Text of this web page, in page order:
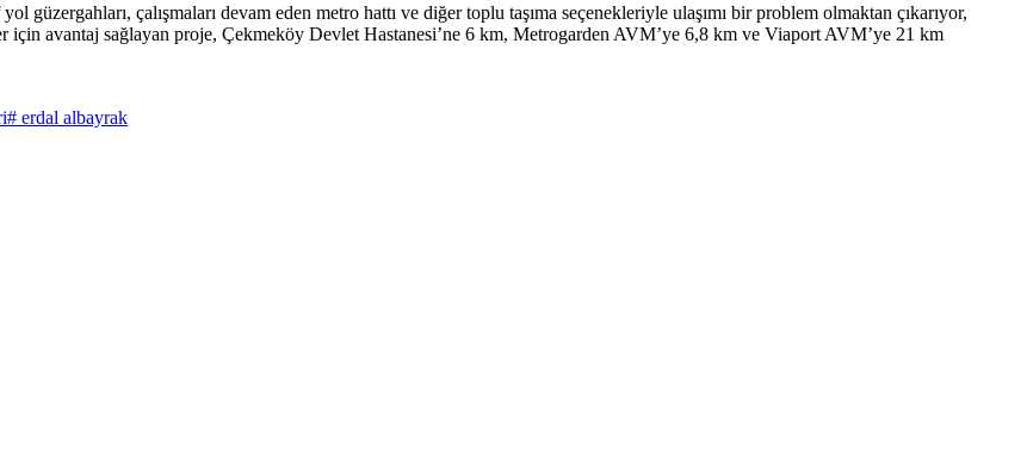
çalışmaları devam eden metro hattı ve diğer toplu taşıma seçenekleriyle ulaşımı bir problem olmaktan çıkarıyor,
için avantaj sağlayan proje, Çekmeköy Devlet Hastanesi’ne 6 km, Metrogarden AVM’ye 6,8 km ve Viaport AVM’ye 21 km
# erdal albayrak